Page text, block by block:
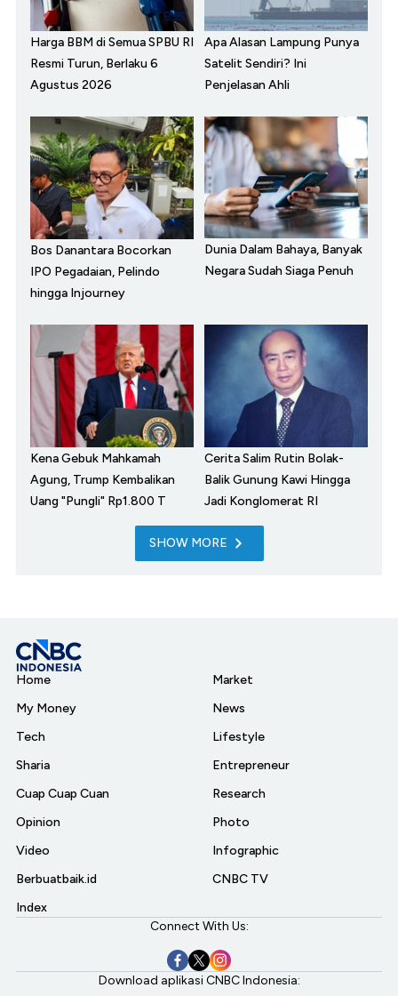
Harga BBM di Semua SPBU RI
Resmi Turun, Berlaku 6
Agustus 2026
Apa Alasan Lampung Punya
Satelit Sendiri? Ini
Penjelasan Ahli
Bos Danantara Bocorkan
IPO Pegadaian, Pelindo
hingga Injourney
Dunia Dalam Bahaya, Banyak
Negara Sudah Siaga Penuh
Kena Gebuk Mahkamah
Agung, Trump Kembalikan
Uang "Pungli" Rp1.800 T
Cerita Salim Rutin Bolak-
Balik Gunung Kawi Hingga
Jadi Konglomerat RI
SHOW MORE
Home
My Money
Tech
Sharia
Cuap Cuap Cuan
Opinion
Video
Berbuatbaik.id
Index
Market
News
Lifestyle
Entrepreneur
Research
Photo
Infographic
CNBC TV
Connect With Us:
Download aplikasi CNBC Indonesia: